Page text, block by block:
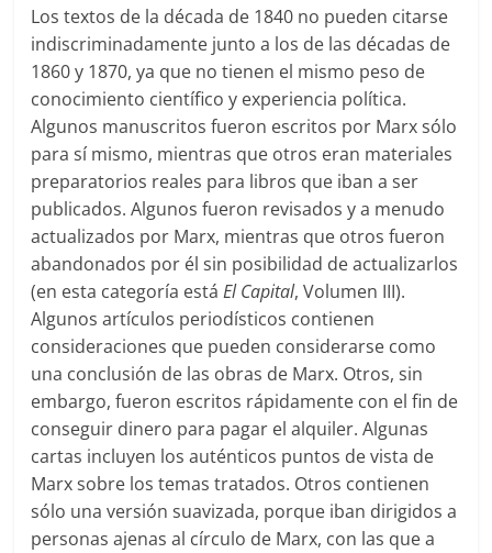
Los textos de la década de 1840 no pueden citarse
indiscriminadamente junto a los de las décadas de
1860 y 1870, ya que no tienen el mismo peso de
conocimiento científico y experiencia política.
Algunos manuscritos fueron escritos por Marx sólo
para sí mismo, mientras que otros eran materiales
preparatorios reales para libros que iban a ser
publicados. Algunos fueron revisados y a menudo
actualizados por Marx, mientras que otros fueron
abandonados por él sin posibilidad de actualizarlos
(en esta categoría estáEl Capital, Volumen III).
Algunos artículos periodísticos contienen
consideraciones que pueden considerarse como
una conclusión de las obras de Marx. Otros, sin
embargo, fueron escritos rápidamente con el fin de
conseguir dinero para pagar el alquiler. Algunas
cartas incluyen los auténticos puntos de vista de
Marx sobre los temas tratados. Otros contienen
sólo una versión suavizada, porque iban dirigidos a
personas ajenas al círculo de Marx, con las que a